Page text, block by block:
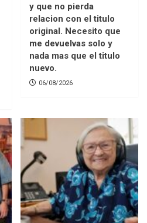
y que no pierda
relacion con el titulo
original. Necesito que
me devuelvas solo y
nada mas que el titulo
nuevo.
06/08/2026